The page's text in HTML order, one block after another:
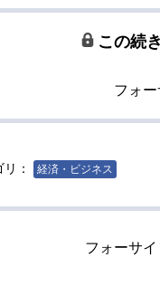
この続
フォ
： 経済・ビジネス
フォーサ